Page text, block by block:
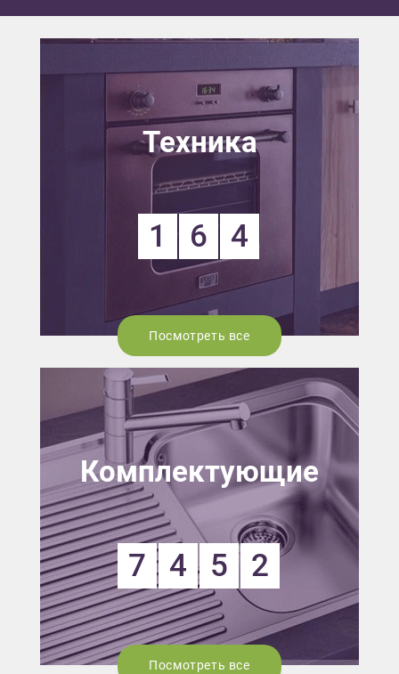
Техника
1 6 4
Посмотреть все
Комплектующие
7 4 5 2
Посмотреть все